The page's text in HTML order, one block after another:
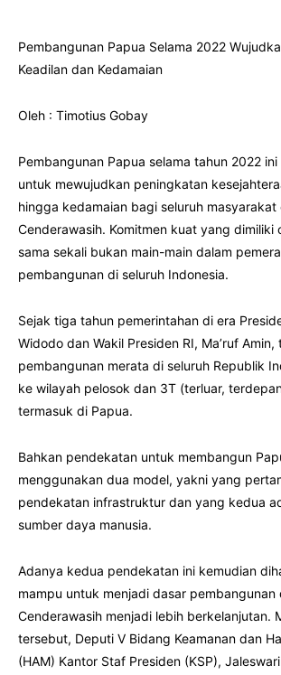
Pembangunan Papua Selama 2022
Keadilan dan Kedamaian
Oleh : Timotius Gobay
Pembangunan Papua selama tahun 2022
untuk mewujudkan peningkatan
hingga kedamaian bagi seluruh masyarakat
Cenderawasih. Komitmen kuat yang dimiliki
sama sekali bukan main-main dalam
pembangunan di seluruh Indonesia.
Sejak tiga tahun pemerintahan di era
Widodo dan Wakil Presiden RI, Ma’ruf
pembangunan merata di seluruh Republik
ke wilayah pelosok dan 3T (terluar,
termasuk di Papua.
Bahkan pendekatan untuk membangun
menggunakan dua model, yakni yang
pendekatan infrastruktur dan yang kedua
sumber daya manusia.
Adanya kedua pendekatan ini kemudian
mampu untuk menjadi dasar pembangunan
Cenderawasih menjadi lebih berkelanjutan.
tersebut, Deputi V Bidang Keamanan dan
(HAM) Kantor Staf Presiden (KSP), Jaleswari